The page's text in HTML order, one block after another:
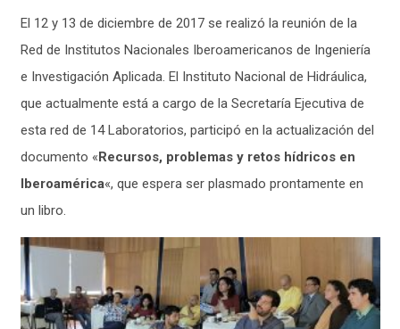
El 12 y 13 de diciembre de 2017 se realizó la reunión de la
Red de Institutos Nacionales Iberoamericanos de Ingeniería
e Investigación Aplicada. El Instituto Nacional de Hidráulica,
que actualmente está a cargo de la Secretaría Ejecutiva de
esta red de 14 Laboratorios, participó en la actualización del
documento « Recursos, problemas y retos hídricos en
Iberoamérica«, que espera ser plasmado prontamente en
un libro.